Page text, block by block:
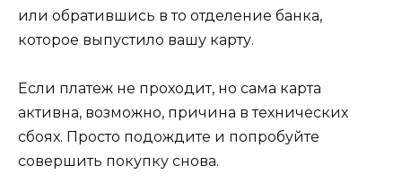
или обратившись в то отделение банка,
которое выпустило вашу карту.
Если платеж не проходит, но сама карта
активна, возможно, причина в технических
сбоях. Просто подождите и попробуйте
совершить покупку снова.